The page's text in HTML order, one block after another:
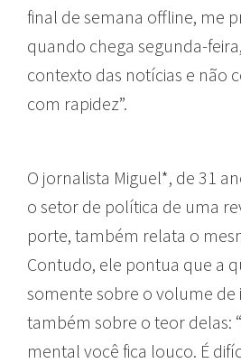
final de semana offline, me
quando chega segunda-
contexto das notícias e não
com rapidez”.
O jornalista Miguel*, de 31
o setor de política de uma
porte, também relata o
Contudo, ele pontua que a
somente sobre o volume de
também sobre o teor delas:
mental você fica louco. É